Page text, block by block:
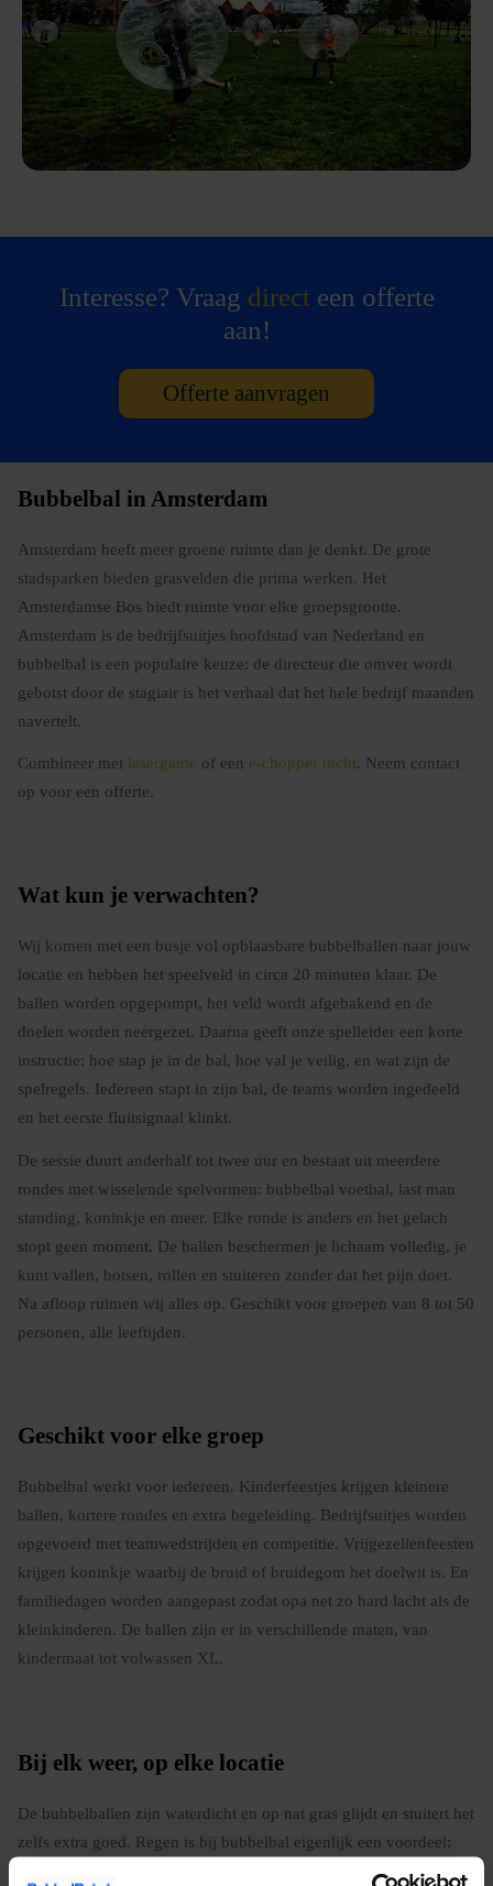
Interesse? Vraag directeen offerte
aan!
Offerte aanvragen
Bubbelbal in Amsterdam
Amsterdam heeft meer groene ruimte dan je denkt. De grote
stadsparken bieden grasvelden die prima werken. Het
Amsterdamse Bos biedt ruimte voor elke groepsgrootte.
Amsterdam is de bedrijfsuitjes hoofdstad van Nederland en
bubbelbal is een populaire keuze: de directeur die omver wordt
gebotst door de stagiair is het verhaal dat het hele bedrijf maanden
navertelt.
Combineer met lasergame of een e-chopper tocht. Neem contact
op voor een offerte.
Wat kun je verwachten?
Wij komen met een busje vol opblaasbare bubbelballen naar jouw
locatie en hebben het speelveld in circa 20 minuten klaar. De
ballen worden opgepompt, het veld wordt afgebakend en de
doelen worden neergezet. Daarna geeft onze spelleider een korte
instructie: hoe stap je in de bal, hoe val je veilig, en wat zijn de
spelregels. Iedereen stapt in zijn bal, de teams worden ingedeeld
en het eerste fluitsignaal klinkt.
De sessie duurt anderhalf tot twee uur en bestaat uit meerdere
rondes met wisselende spelvormen: bubbelbal voetbal, last man
standing, koninkje en meer. Elke ronde is anders en het gelach
stopt geen moment. De ballen beschermen je lichaam volledig, je
kunt vallen, botsen, rollen en stuiteren zonder dat het pijn doet.
Na afloop ruimen wij alles op. Geschikt voor groepen van 8 tot 50
personen, alle leeftijden.
Geschikt voor elke groep
Bubbelbal werkt voor iedereen. Kinderfeestjes krijgen kleinere
ballen, kortere rondes en extra begeleiding. Bedrijfsuitjes worden
opgevoerd met teamwedstrijden en competitie. Vrijgezellenfeesten
krijgen koninkje waarbij de bruid of bruidegom het doelwit is. En
familiedagen worden aangepast zodat opa net zo hard lacht als de
kleinkinderen. De ballen zijn er in verschillende maten, van
kindermaat tot volwassen XL.
Bij elk weer, op elke locatie
De bubbelballen zijn waterdicht en op nat gras glijdt en stuitert het
zelfs extra goed. Regen is bij bubbelbal eigenlijk een voordeel:
meer glijpartijen, meer gelach, meer chaos. We annuleren alleen